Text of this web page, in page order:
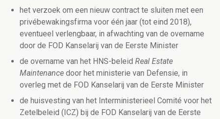
het verzoek om een nieuw contract te sluiten met een
privébewakingsfirma voor één jaar (tot eind 2018),
eventueel verlengbaar, in afwachting van de overname
door de FOD Kanselarij van de Eerste Minister
de overname van het HNS-beleid Real Estate
Maintenance door het ministerie van Defensie, in
overleg met de FOD Kanselarij van de Eerste Minister
de huisvesting van het Interministerieel Comité voor het
Zetelbeleid (ICZ) bij de FOD Kanselarij van de Eerste